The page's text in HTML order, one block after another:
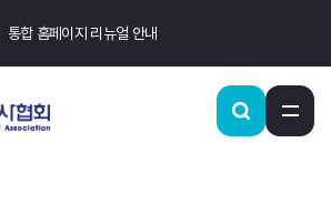
통합 홈페이지 리뉴얼 안내